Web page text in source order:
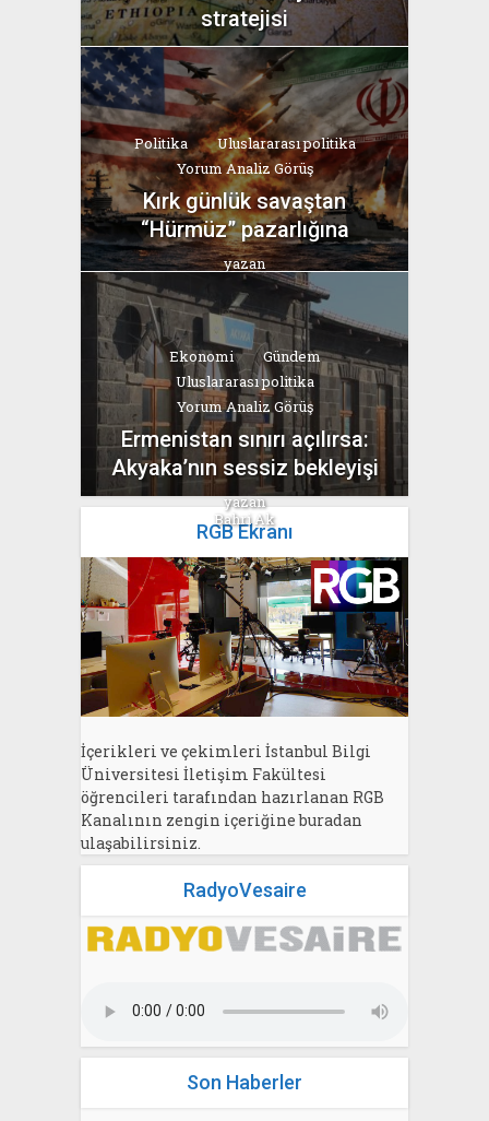
stratejisi
yazan
Bahri Ak
Politika
Uluslararası politika
Yorum Analiz Görüş
Kırk günlük savaştan
“Hürmüz” pazarlığına
yazan
Bahri Ak
Ekonomi
Gündem
Uluslararası politika
Yorum Analiz Görüş
Ermenistan sınırı açılırsa:
Akyaka’nın sessiz bekleyişi
yazan
Bahri Ak
RGB Ekranı
İçerikleri ve çekimleri İstanbul Bilgi
Üniversitesi İletişim Fakültesi
öğrencileri tarafından hazırlanan RGB
Kanalının zengin içeriğine buradan
ulaşabilirsiniz.
RadyoVesaire
Son Haberler